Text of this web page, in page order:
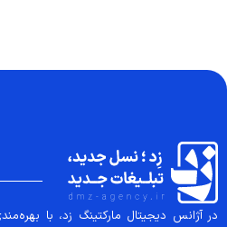
در آژانس دیجیتال مارکتینگ زد، با